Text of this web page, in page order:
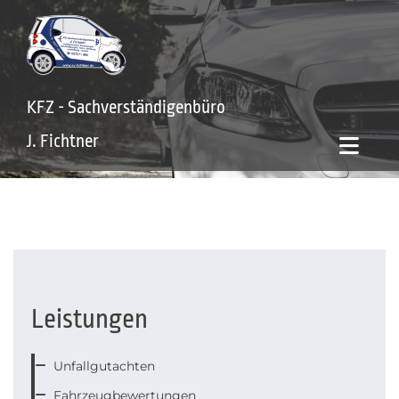
Zum Inhalt springen
KFZ - Sachverständigenbüro
J. Fichtner
Leistungen
 Unfallgutachten
 Fahrzeugbewertungen